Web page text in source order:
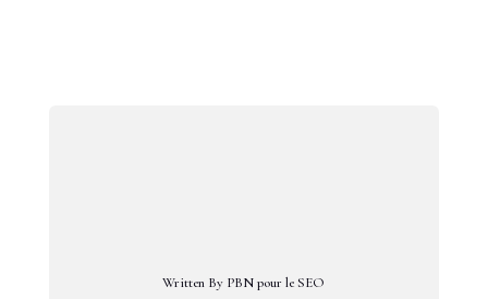
Written By PBN pour le SEO